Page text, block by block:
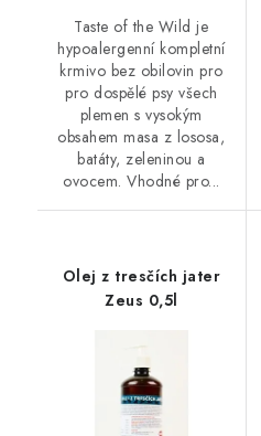
Taste of the Wild je
hypoalergenní kompletní
krmivo bez obilovin pro
pro dospělé psy všech
plemen s vysokým
obsahem masa z lososa,
batáty, zeleninou a
ovocem. Vhodné pro...
Olej z tresčích jater
Zeus 0,5l